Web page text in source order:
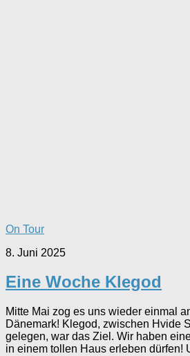
On Tour
8. Juni 2025
Eine Woche Klegod
Mitte Mai zog es uns wieder einmal
Dänemark! Klegod, zwischen Hvide
gelegen, war das Ziel. Wir haben
in einem tollen Haus erleben dürfen!